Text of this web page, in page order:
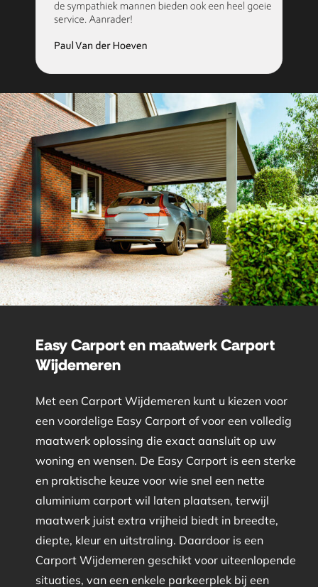
Easy Carport en maatwerk Carport
Wijdemeren
Met een Carport Wijdemeren kunt u kiezen voor
een voordelige Easy Carport of voor een volledig
maatwerk oplossing die exact aansluit op uw
woning en wensen. De Easy Carport is een sterke
en praktische keuze voor wie snel een nette
aluminium carport wil laten plaatsen, terwijl
maatwerk juist extra vrijheid biedt in breedte,
diepte, kleur en uitstraling. Daardoor is een
Carport Wijdemeren geschikt voor uiteenlopende
situaties, van een enkele parkeerplek bij een